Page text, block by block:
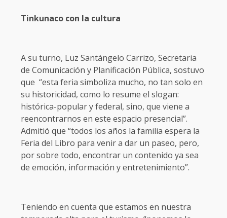
Tinkunaco con la cultura
A su turno, Luz Santángelo Carrizo, Secretaria
de Comunicación y Planificación Pública, sostuvo
que “esta feria simboliza mucho, no tan solo en
su historicidad, como lo resume el slogan:
histórica-popular y federal, sino, que viene a
reencontrarnos en este espacio presencial”.
Admitió que “todos los años la familia espera la
Feria del Libro para venir a dar un paseo, pero,
por sobre todo, encontrar un contenido ya sea
de emoción, información y entretenimiento”.
Teniendo en cuenta que estamos en nuestra